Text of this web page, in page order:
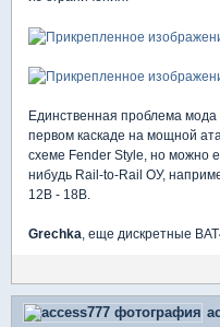
Единственная проблема мода
первом каскаде на мощной
схеме Fender Style, но можно
нибудь Rail-to-Rail ОУ,
12В - 18В.
Grechka, еще дискретные